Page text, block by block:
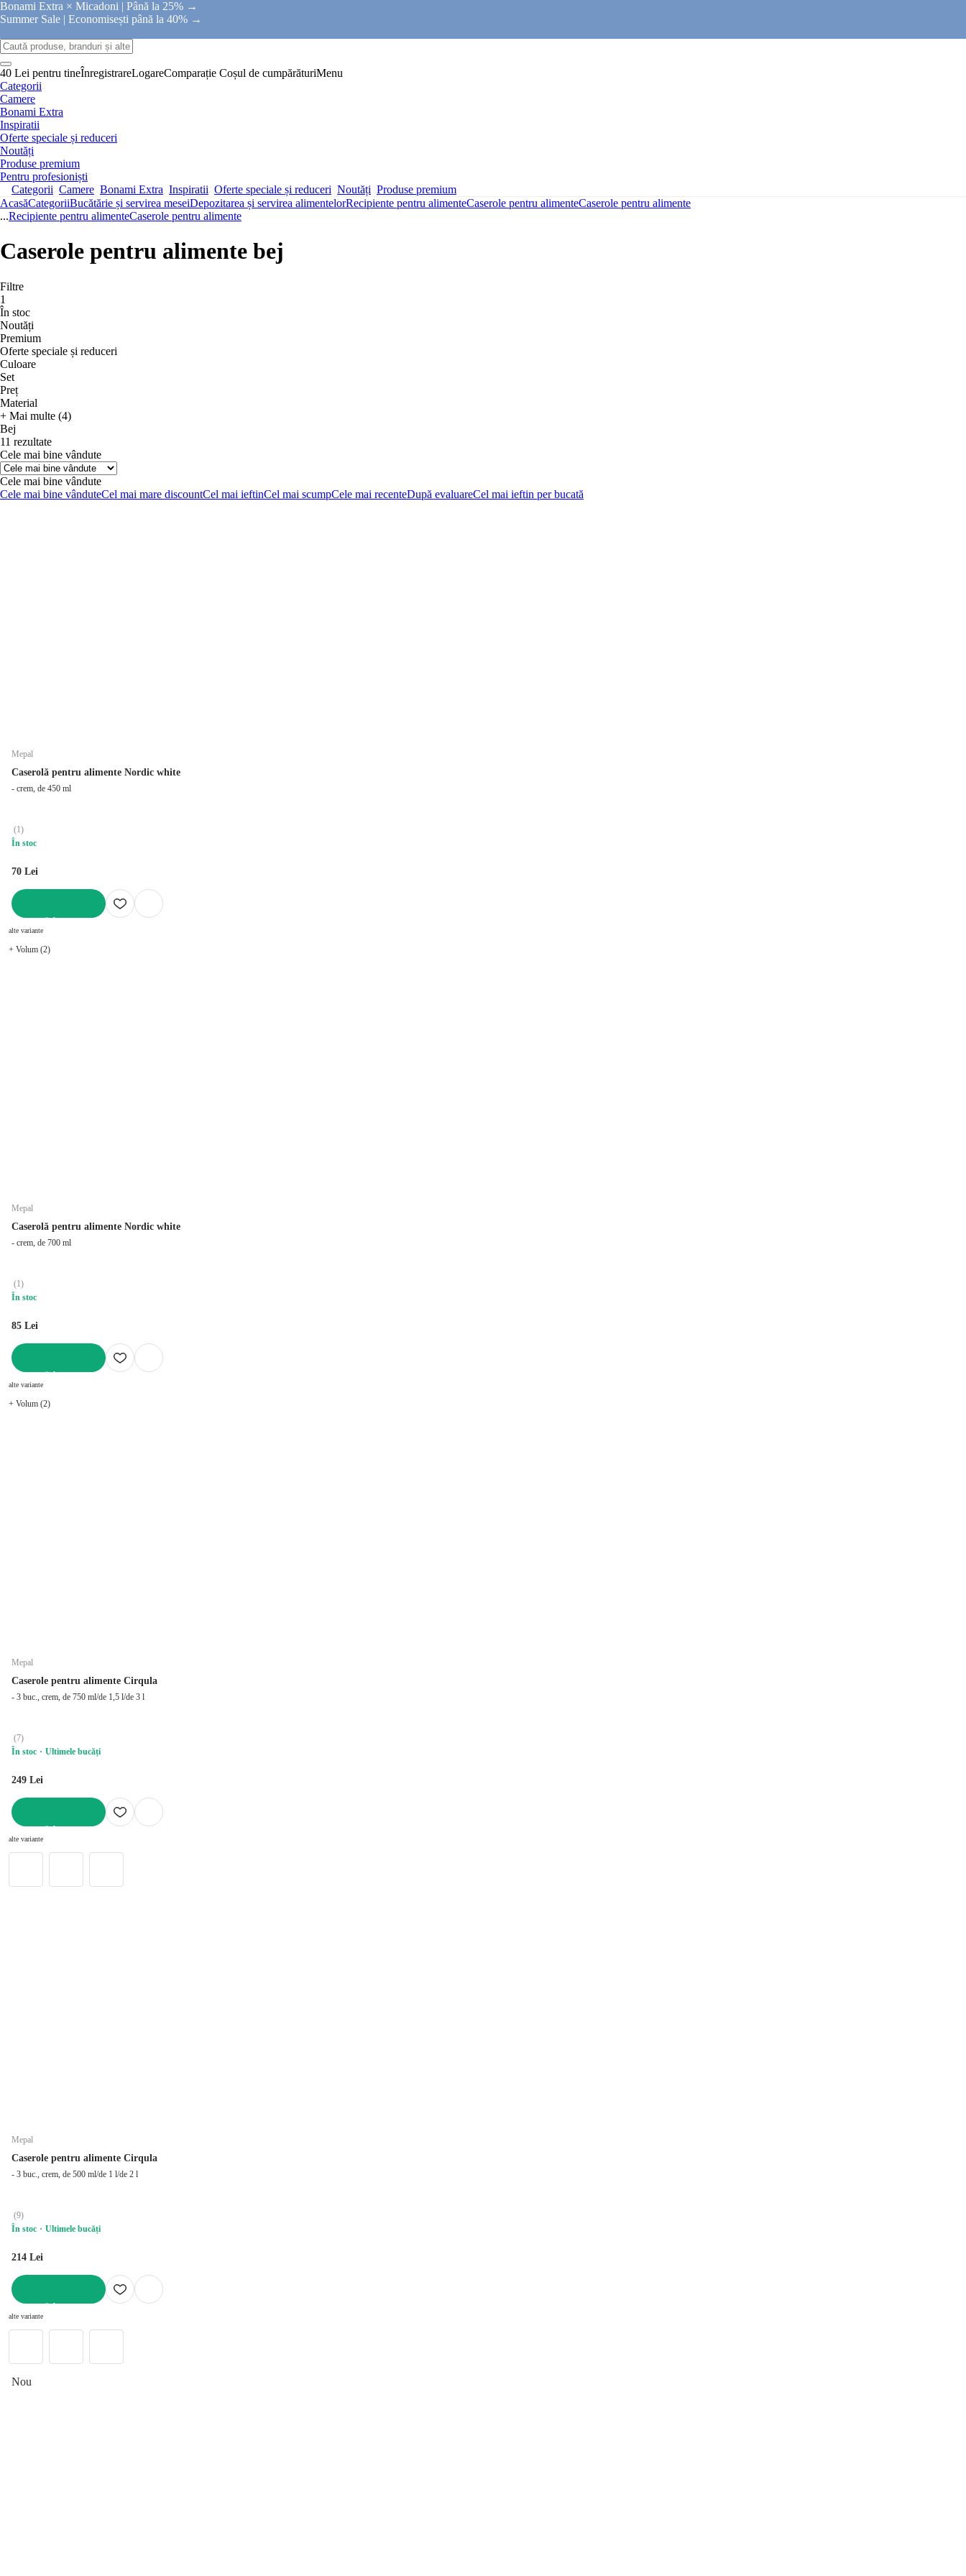
Bonami Extra × Micadoni | Până la 25% →
Summer Sale | Economisești până la 40% →
40 Lei pentru tineÎnregistrareLogareComparație Coșul de cumpărăturiMenu
Categorii
Camere
Bonami Extra
Inspiratii
Oferte speciale și reduceri
Noutăți
Produse premium
Pentru profesioniști
Categorii Camere Bonami Extra Inspiratii Oferte speciale și reduceri Noutăți Produse premium
AcasăCategoriiBucătărie și servirea meseiDepozitarea și servirea alimentelorRecipiente pentru alimenteCaserole pentru alimenteCaserole pentru alimente
...Recipiente pentru alimenteCaserole pentru alimente
Caserole pentru alimente bej
Filtre
1
În stoc
Noutăți
Premium
Oferte speciale și reduceri
Culoare
Set
Preț
Material
+ Mai multe (4)
Bej
11 rezultate
Cele mai bine vândute
Cele mai bine vândute
Cele mai bine vânduteCel mai mare discountCel mai ieftinCel mai scumpCele mai recenteDupă evaluareCel mai ieftin per bucată
Mepal
Caserolă pentru alimente Nordic white
- crem, de 450 ml
(1)
În stoc
70 Lei
alte variante
+ Volum (2)
Mepal
Caserolă pentru alimente Nordic white
- crem, de 700 ml
(1)
În stoc
85 Lei
alte variante
+ Volum (2)
Mepal
Caserole pentru alimente Cirqula
- 3 buc., crem, de 750 ml/de 1,5 l/de 3 l
(7)
În stoc
Ultimele bucăți
249 Lei
alte variante
Mepal
Caserole pentru alimente Cirqula
- 3 buc., crem, de 500 ml/de 1 l/de 2 l
(9)
În stoc
Ultimele bucăți
214 Lei
alte variante
Nou